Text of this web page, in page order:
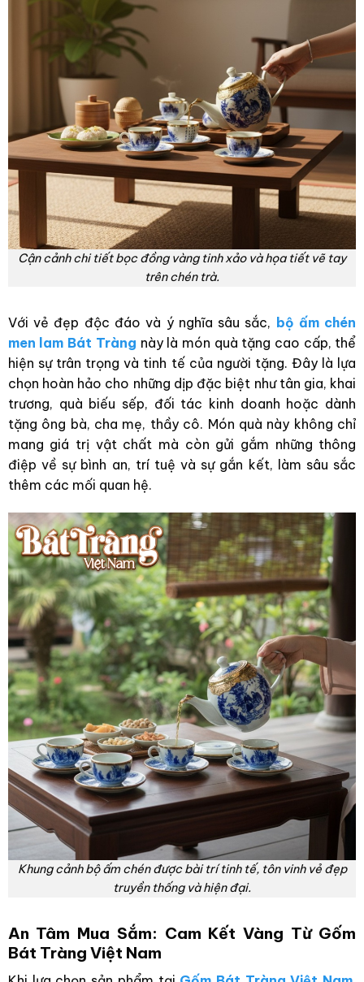
Cận cảnh chi tiết bọc đồng vàng tinh xảo và họa tiết vẽ tay
trên chén trà.
Với vẻ đẹp độc đáo và ý nghĩa sâu sắc, bộ ấm chén
men lam Bát Tràng này là món quà tặng cao cấp, thể
hiện sự trân trọng và tinh tế của người tặng. Đây là lựa
chọn hoàn hảo cho những dịp đặc biệt như tân gia, khai
trương, quà biếu sếp, đối tác kinh doanh hoặc dành
tặng ông bà, cha mẹ, thầy cô. Món quà này không chỉ
mang giá trị vật chất mà còn gửi gắm những thông
điệp về sự bình an, trí tuệ và sự gắn kết, làm sâu sắc
thêm các mối quan hệ.
Khung cảnh bộ ấm chén được bài trí tinh tế, tôn vinh vẻ đẹp
truyền thống và hiện đại.
An Tâm Mua Sắm: Cam Kết Vàng Từ Gốm
Bát Tràng Việt Nam